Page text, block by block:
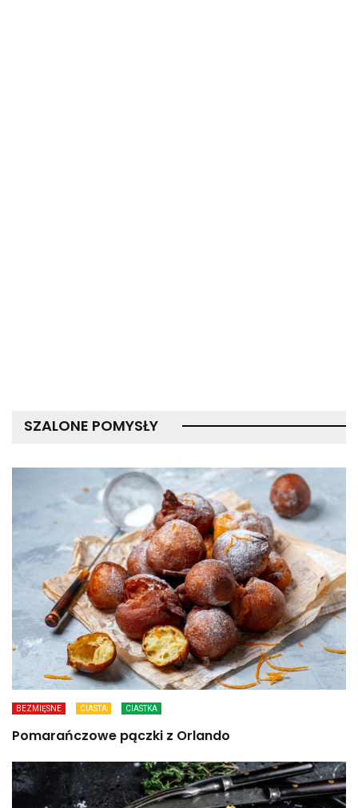
SZALONE POMYSŁY
BEZMIĘSNE CIASTA CIASTKA
Pomarańczowe pączki z Orlando